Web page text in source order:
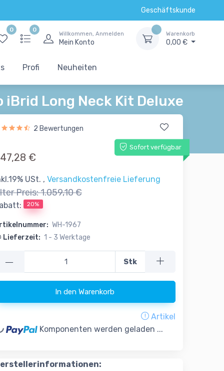
Geschäftskunde
0 0
Willkommen, Anmelden
Mein Konto
Warenkorb
0,00 €
Profi Neuheiten
iBrid Long Neck Kit Deluxe
2 Bewertungen
Sofort verfügbar
€
USt. , Versandkostenfreie Lieferung
Preis:1.059,10 €
20%
WH-1967
Lieferzeit: 1 - 3 Werktage
— Stk
In den Warenkorb
Artikel
Komponenten werden geladen ...